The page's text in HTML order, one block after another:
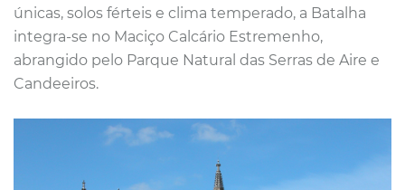
únicas, solos férteis e clima temperado, a Batalha
integra-se no Maciço Calcário Estremenho,
abrangido pelo Parque Natural das Serras de Aire e
Candeeiros.